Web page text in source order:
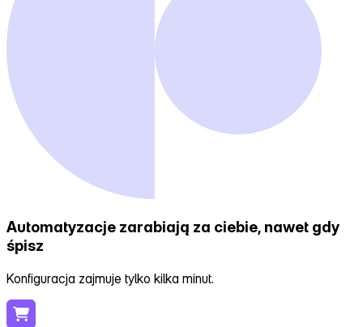
Automatyzacje zarabiają za ciebie, nawet gdy
śpisz
Konfiguracja zajmuje tylko kilka minut.